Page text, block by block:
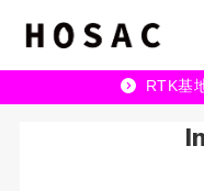
RTK基